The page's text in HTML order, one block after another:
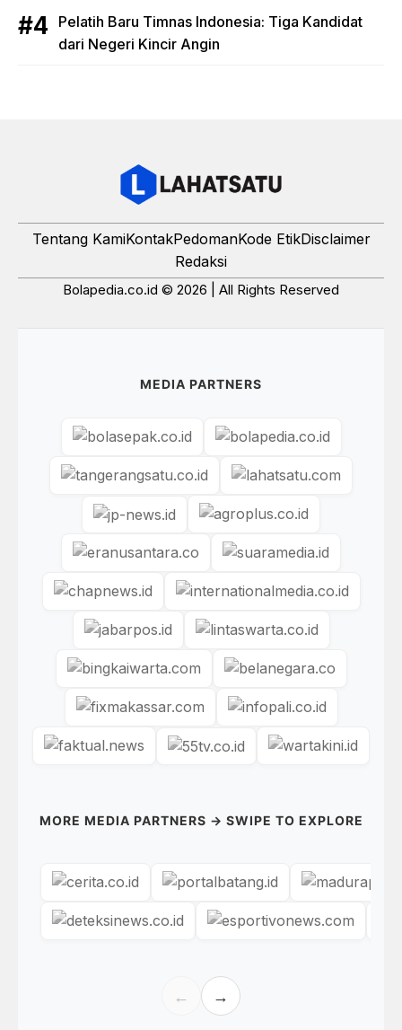
Pelatih Baru Timnas Indonesia: Tiga Kandidat
dari Negeri Kincir Angin
Tentang KamiKontakPedomanKode EtikDisclaimer
Redaksi
Bolapedia.co.id © 2026 | All Rights Reserved
MEDIA PARTNERS
MORE MEDIA PARTNERS → SWIPE TO EXPLORE
← →